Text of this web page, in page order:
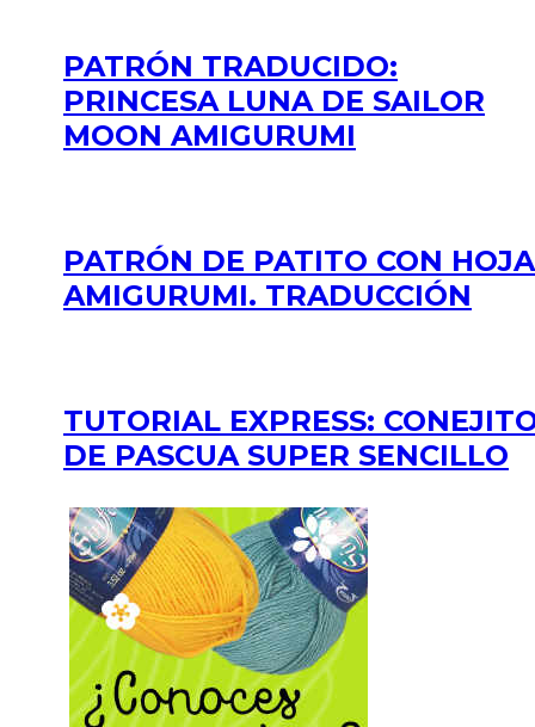
PATRÓN TRADUCIDO:
PRINCESA LUNA DE SAILOR
MOON AMIGURUMI
PATRÓN DE PATITO CON HOJA
AMIGURUMI. TRADUCCIÓN
TUTORIAL EXPRESS:
DE PASCUA SUPER SENCILLO